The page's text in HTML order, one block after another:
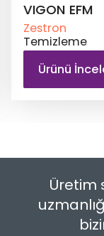
VIGON EFM
Zestron
Temizleme
Ürünü
Üretim